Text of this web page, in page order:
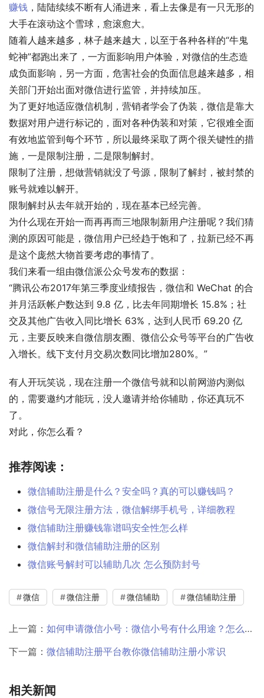
赚钱 ，陆陆续续不断有人涌进来，看上去像是有一只无形的
大手在滚动这个雪球，愈滚愈大。
随着人越来越多，林子越来越大，以至于各种各样的“牛鬼
蛇神”都跑出来了，一方面影响用户体验，对微信的生态造
成负面影响，另一方面，危害社会的负面信息越来越多，相
关部门开始出面对微信进行监管，并持续加压。
为了更好地适应微信机制，营销者学会了伪装，微信是靠大
数据对用户进行标记的，面对各种伪装和对策，它很难全面
有效地监管到每个环节，所以最终采取了两个很关键性的措
施，一是限制注册，二是限制解封。
限制了注册，想做营销就没了号源，限制了解封，被封禁的
账号就难以解开。
限制解封从去年就开始的，现在基本已经完善。
为什么现在开始一而再再而三地限制新用户注册呢？我们猜
测的原因可能是，微信用户已经趋于饱和了，拉新已经不再
是这个庞然大物首要考虑的事情了。
我们来看一组由微信派公众号发布的数据：
“腾讯公布2017年第三季度业绩报告，微信和 WeChat 的合
并月活跃帐户数达到 9.8 亿，比去年同期增长 15.8%；社
交及其他广告收入同比增长 63%，达到人民币 69.20 亿
元，主要反映来自微信朋友圈、微信公众号等平台的广告收
入增长。线下支付月交易次数同比增加280%。”
有人开玩笑说，现在注册一个微信号就和以前网游内测似
的，需要邀约才能玩，没人邀请并给你辅助，你还真玩不
了。
对此，你怎么看？
推荐阅读：
微信辅助注册是什么？安全吗？真的可以赚钱吗？
微信号无限注册方法，微信解绑手机号，详细教程
微信辅助注册赚钱靠谱吗安全性怎么样
微信解封和微信辅助注册的区别
微信账号解封可以辅助几次 怎么预防封号
微信 微信注册 微信辅助 微信辅助注册
上一篇： 如何申请微信小号：微信小号有什么用途？怎么注册？
下一篇： 微信辅助注册平台教你微信辅助注册小常识
相关新闻